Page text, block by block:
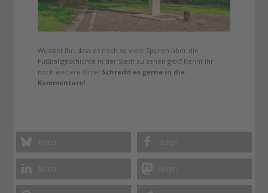
Wusstet Ihr, dass es noch so viele Spuren über die
Fußballgeschichte in der Stadt zu sehen gibt? Kennt Ihr
noch weitere Orte? Schreibt es gerne in die
Kommentare!